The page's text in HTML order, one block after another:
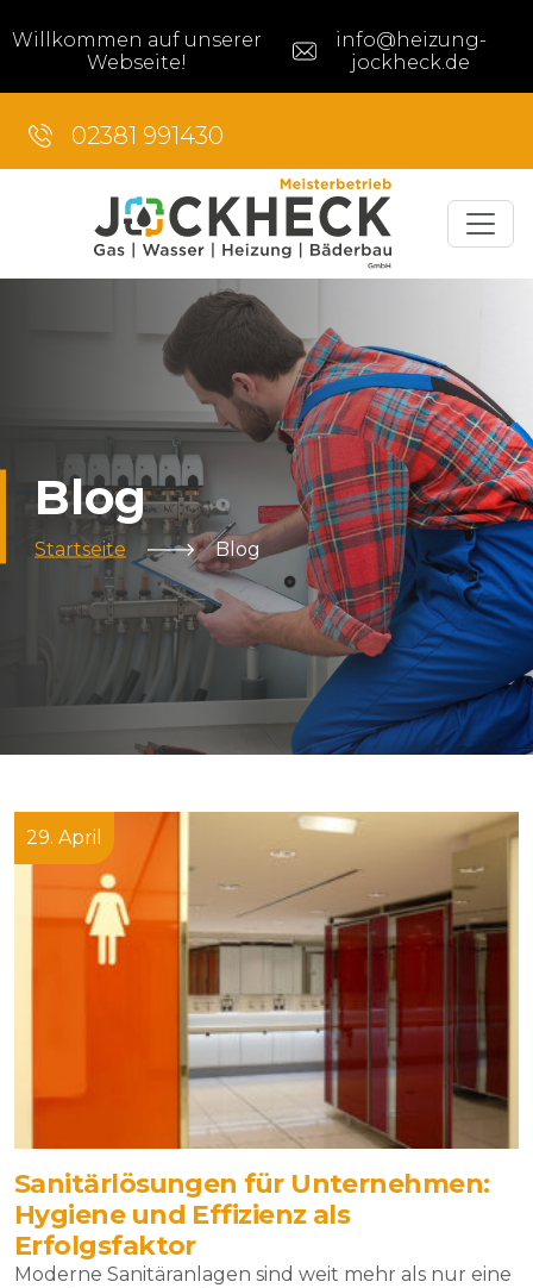
Willkommen auf unserer
Webseite!
info@heizung-
jockheck.de
02381 991430
Blog
Startseite 🡒Blog
Sanitärlösungen für Unternehmen:
Hygiene und Effizienz als
Erfolgsfaktor
29. April
Moderne Sanitäranlagen sind weit mehr als nur eine